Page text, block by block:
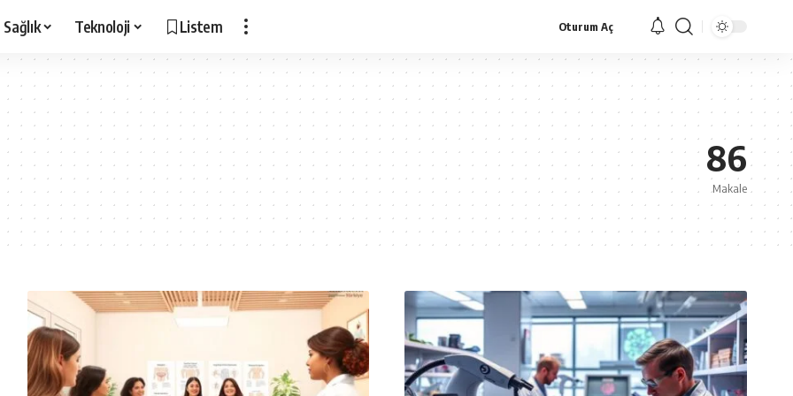
Sağlık Teknoloji Listem Oturum Aç
86
Makale